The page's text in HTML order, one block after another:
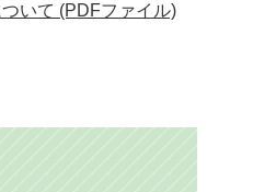
いて (PDFファイル)